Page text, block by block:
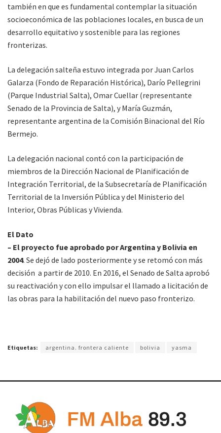
también en que es fundamental contemplar la situación
socioeconómica de las poblaciones locales, en busca de un
desarrollo equitativo y sostenible para las regiones
fronterizas.
La delegación salteña estuvo integrada por Juan Carlos
Galarza (Fondo de Reparación Histórica), Darío Pellegrini
(Parque Industrial Salta), Omar Cuellar (representante
Senado de la Provincia de Salta), y María Guzmán,
representante argentina de la Comisión Binacional del Río
Bermejo.
La delegación nacional contó con la participación de
miembros de la Dirección Nacional de Planificación de
Integración Territorial, de la Subsecretaría de Planificación
Territorial de la Inversión Pública y del Ministerio del
Interior, Obras Públicas y Vivienda.
El Dato
– El proyecto fue aprobado por Argentina y Bolivia en
2004. Se dejó de lado posteriormente y se retomó con más
decisión a partir de 2010. En 2016, el Senado de Salta aprobó
su reactivación y con ello impulsar el llamado a licitación de
las obras para la habilitación del nuevo paso fronterizo.
Etiquetas: argentina. frontera caliente bolivia yasma